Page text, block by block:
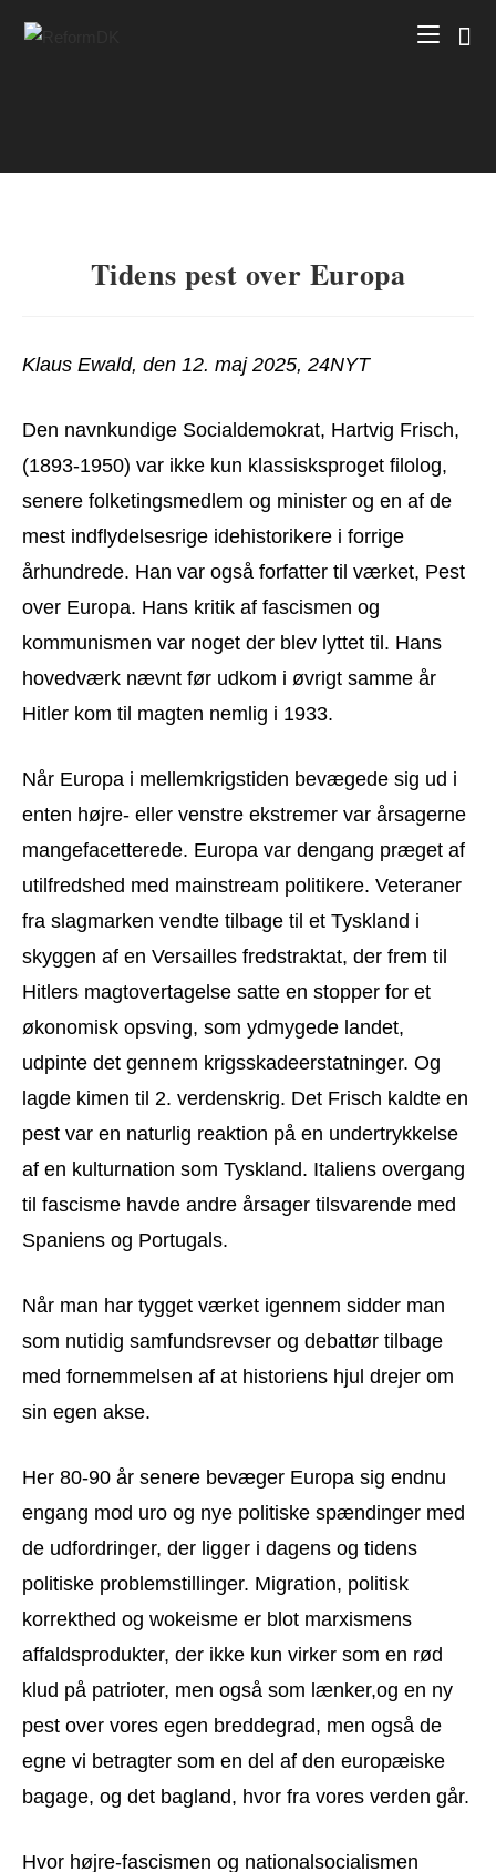
Tidens pest over Europa
Klaus Ewald, den 12. maj 2025, 24NYT
Den navnkundige Socialdemokrat, Hartvig Frisch,
(1893-1950) var ikke kun klassisksproget filolog,
senere folketingsmedlem og minister og en af de
mest indflydelsesrige idehistorikere i forrige
århundrede. Han var også forfatter til værket, Pest
over Europa. Hans kritik af fascismen og
kommunismen var noget der blev lyttet til. Hans
hovedværk nævnt før udkom i øvrigt samme år
Hitler kom til magten nemlig i 1933.
Når Europa i mellemkrigstiden bevægede sig ud i
enten højre- eller venstre ekstremer var årsagerne
mangefacetterede. Europa var dengang præget af
utilfredshed med mainstream politikere. Veteraner
fra slagmarken vendte tilbage til et Tyskland i
skyggen af en Versailles fredstraktat, der frem til
Hitlers magtovertagelse satte en stopper for et
økonomisk opsving, som ydmygede landet,
udpinte det gennem krigsskadeerstatninger. Og
lagde kimen til 2. verdenskrig. Det Frisch kaldte en
pest var en naturlig reaktion på en undertrykkelse
af en kulturnation som Tyskland. Italiens overgang
til fascisme havde andre årsager tilsvarende med
Spaniens og Portugals.
Når man har tygget værket igennem sidder man
som nutidig samfundsrevser og debattør tilbage
med fornemmelsen af at historiens hjul drejer om
sin egen akse.
Her 80-90 år senere bevæger Europa sig endnu
engang mod uro og nye politiske spændinger med
de udfordringer, der ligger i dagens og tidens
politiske problemstillinger. Migration, politisk
korrekthed og wokeisme er blot marxismens
affaldsprodukter, der ikke kun virker som en rød
klud på patrioter, men også som lænker,og en ny
pest over vores egen breddegrad, men også de
egne vi betragter som en del af den europæiske
bagage, og det bagland, hvor fra vores verden går.
Hvor højre-fascismen og nationalsocialismen